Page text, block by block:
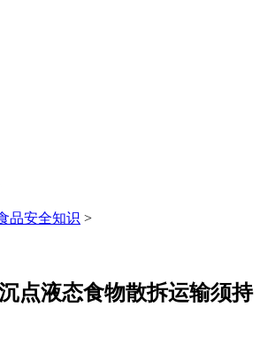
品安全知识 >
点液态食物散拆运输须持